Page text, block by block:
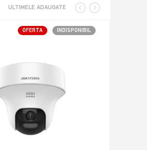
ULTIMELE ADAUGATE
OFERTA